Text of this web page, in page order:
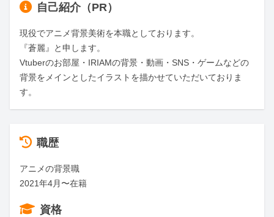
自己紹介（PR）
現役でアニメ背景美術を本職としております。
『蒼麗』と申します。
Vtuberのお部屋・IRIAMの背景・動画・SNS・ゲームなどの
背景をメインとしたイラストを描かせていただいておりま
す。
職歴
アニメの背景職
2021年4月〜在籍
資格